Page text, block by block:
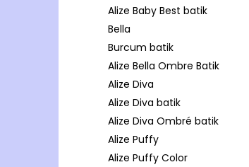
Alize Baby Best batik
Bella
Burcum batik
Alize Bella Ombre Batik
Alize Diva
Alize Diva batik
Alize Diva Ombré batik
Alize Puffy
Alize Puffy Color